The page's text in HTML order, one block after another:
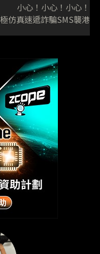
小心！小心！小心！
極仿真速遞詐騙SMS襲港